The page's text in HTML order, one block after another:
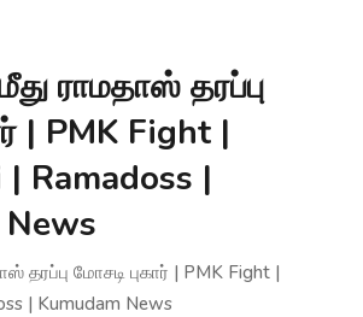
ராமதாஸ் தரப்பு
| PMK Fight |
Ramadoss |
தரப்பு மோசடி புகார் | PMK Fight |
| Kumudam News